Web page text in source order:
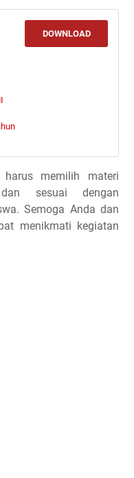
DOWNLOAD
memilih materi
sesuai dengan
Semoga Anda dan
menikmati kegiatan